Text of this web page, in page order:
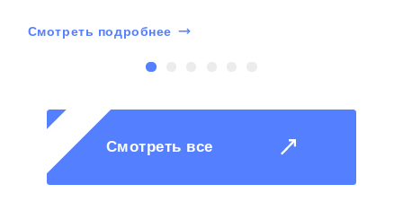
Смотреть подробнее
Смотреть все